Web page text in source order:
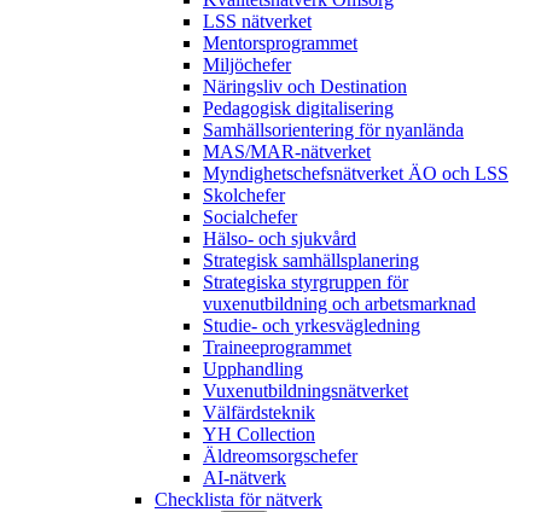
LSS nätverket
Mentorsprogrammet
Miljöchefer
Näringsliv och Destination
Pedagogisk digitalisering
Samhällsorientering för nyanlända
MAS/MAR-nätverket
Myndighetschefsnätverket ÄO och LSS
Skolchefer
Socialchefer
Hälso- och sjukvård
Strategisk samhällsplanering
Strategiska styrgruppen för
vuxenutbildning och arbetsmarknad
Studie- och yrkesvägledning
Traineeprogrammet
Upphandling
Vuxenutbildningsnätverket
Välfärdsteknik
YH Collection
Äldreomsorgschefer
AI-nätverk
Checklista för nätverk